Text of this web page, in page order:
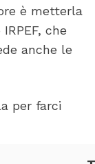
è metterla
che
anche le
per farci